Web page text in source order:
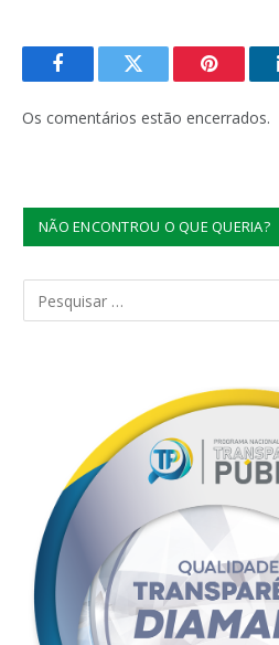
FacebookTwitter Pinterest
Os comentários estão encerrados.
NÃO ENCONTROU O QUE QUERIA?